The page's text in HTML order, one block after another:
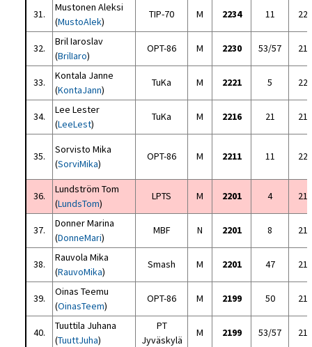
31.
Mustonen Aleksi
(MustoAlek)
TIP-70 M 2234 11
32.
Bril Iaroslav
(BrilIaro)
OPT-86 M 2230 53/57
33.
Kontala Janne
(KontaJann)
TuKa M 2221 5
34.
Lee Lester
(LeeLest)
TuKa M 2216 21
35.
Sorvisto Mika
(SorviMika)
OPT-86 M 2211 11
36.
Lundström Tom
(LundsTom)
LPTS M 2201 4
37.
Donner Marina
(DonneMari)
MBF N 2201 8
38.
Rauvola Mika
(RauvoMika)
Smash M 2201 47
39.
Oinas Teemu
(OinasTeem)
OPT-86 M 2199 50
40.
Tuuttila Juhana
(TuuttJuha)
PT
Jyväskylä
M 2199 53/57